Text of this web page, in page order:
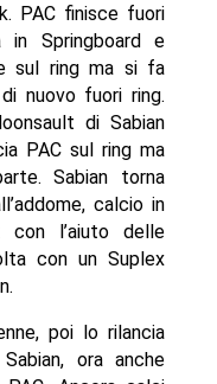
PAC finisce fuori
in Springboard e
sul ring ma si fa
nuovo fuori ring.
di Sabian
PAC sul ring ma
Sabian torna
calcio in
con l’aiuto delle
con un Suplex
poi lo rilancia
ora anche